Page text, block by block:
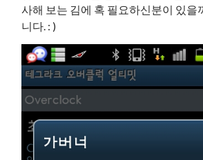
사해 보는 김에 혹 필요하신분이 있을
니다. : )